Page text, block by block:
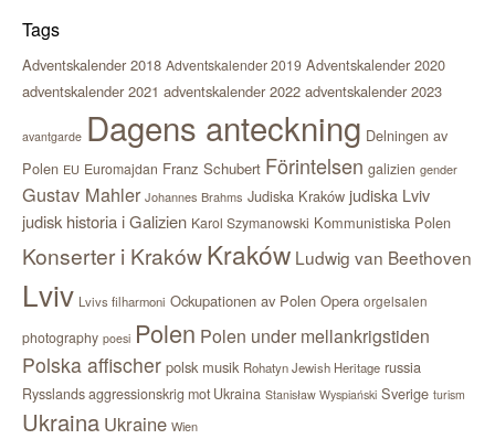
Tags
Adventskalender 2018 Adventskalender 2019 Adventskalender 2020
adventskalender 2021 adventskalender 2022 adventskalender 2023
avantgarde Dagens anteckning Delningen av
Polen EU Euromajdan Franz Schubert Förintelsen galizien gender
Gustav Mahler Johannes Brahms Judiska Kraków judiska Lviv
judisk historia i Galizien Karol Szymanowski Kommunistiska Polen
Konserter i KrakówKraków Ludwig van Beethoven
Lviv Lvivs filharmoni Ockupationen av Polen Opera orgelsalen
photography poesi Polen Polen under mellankrigstiden
Polska affischer polsk musik Rohatyn Jewish Heritage russia
Rysslands aggressionskrig mot Ukraina Stanisław Wyspiański Sverige turism
Ukraina Ukraine Wien